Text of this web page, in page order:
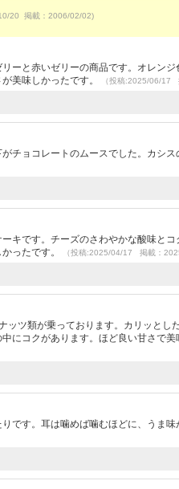
20 掲載：2006/02/02)
ーと赤いゼリーの商品です。オレン
美味しかったです。
（投稿:2025/06/17
チョコレートのムースでした。カシス
キです。チーズのさわやかな酸味と
ったです。
（投稿:2025/04/17 掲載：
ッツ類が乗っております。カリッとし
にコクがあります。ほど良い甘さで美
です。耳は噛めば噛むほどに、うま味